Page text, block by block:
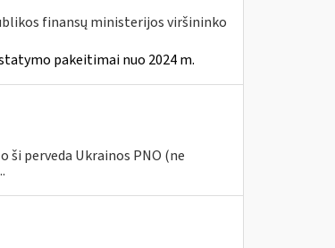
finansų ministerijos viršininko
pakeitimai nuo 2024 m.
perveda Ukrainos PNO (ne